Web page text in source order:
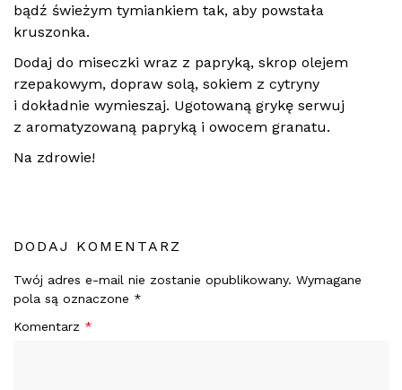
bądź świeżym tymiankiem tak, aby powstała
kruszonka.
Dodaj do miseczki wraz z papryką, skrop olejem
rzepakowym, dopraw solą, sokiem z cytryny
i dokładnie wymieszaj. Ugotowaną grykę serwuj
z aromatyzowaną papryką i owocem granatu.
Na zdrowie!
DODAJ KOMENTARZ
Twój adres e-mail nie zostanie opublikowany. Wymagane
pola są oznaczone *
Komentarz *